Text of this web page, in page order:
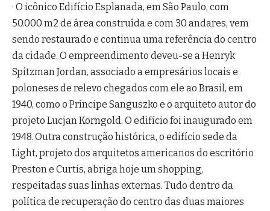
· O icônico Edifício Esplanada, em São Paulo, com
50.000 m2 de área construída e com 30 andares, vem
sendo restaurado e continua uma referência do centro
da cidade. O empreendimento deveu-se a Henryk
Spitzman Jordan, associado a empresários locais e
poloneses de relevo chegados com ele ao Brasil, em
1940, como o Príncipe Sanguszko e o arquiteto autor do
projeto Lucjan Korngold. O edifício foi inaugurado em
1948. Outra construção histórica, o edifício sede da
Light, projeto dos arquitetos americanos do escritório
Preston e Curtis, abriga hoje um shopping,
respeitadas suas linhas externas. Tudo dentro da
política de recuperação do centro das duas maiores